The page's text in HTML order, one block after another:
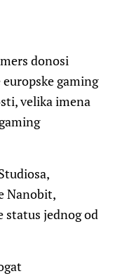
donosi
gaming
velika imena
Nanobit,
status jednog od